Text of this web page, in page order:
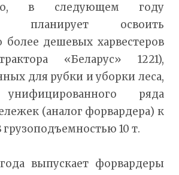
в следующем году
планирует освоить
более дешевых харвестеров
«Беларус» 1221),
для рубки и уборки леса,
ряда
(аналог форвардера) к
10 т.
выпускает форвардеры